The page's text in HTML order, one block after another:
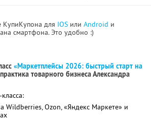
КупиКупона для IOS или Android и
смартфона. Это удобно :)
«Маркетплейсы 2026: быстрый старт на
товарного бизнеса Александра
Wildberries, Ozon, «Яндекс Маркете» и